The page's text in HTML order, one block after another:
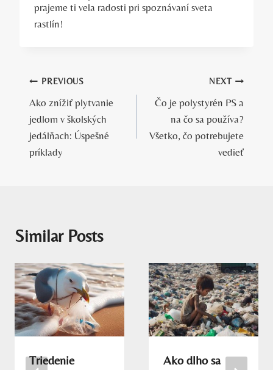
prajeme ti veľa radosti pri spoznávaní sveta
rastlín!
Navigácia
v
článku
PREVIOUS
Ako znížiť plytvanie
jedlom v školských
jedálňach: Úspešné
príklady
NEXT
Čo je polystyrén PS a
na čo sa používa?
Všetko, čo potrebujete
vedieť
Similar Posts
Triedenie
Ako dlho sa